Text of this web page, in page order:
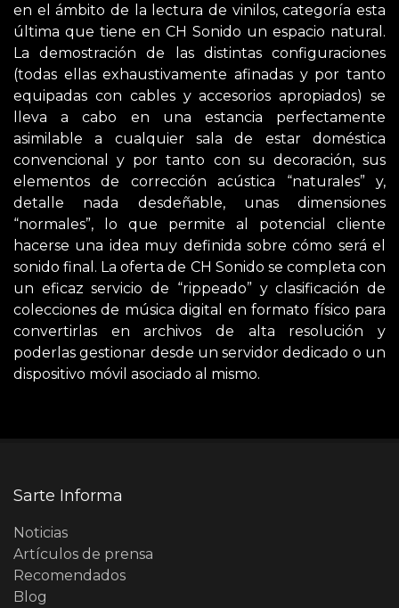
en el ámbito de la lectura de vinilos, categoría esta
última que tiene en CH Sonido un espacio natural.
La demostración de las distintas configuraciones
(todas ellas exhaustivamente afinadas y por tanto
equipadas con cables y accesorios apropiados) se
lleva a cabo en una estancia perfectamente
asimilable a cualquier sala de estar doméstica
convencional y por tanto con su decoración, sus
elementos de corrección acústica “naturales” y,
detalle nada desdeñable, unas dimensiones
“normales”, lo que permite al potencial cliente
hacerse una idea muy definida sobre cómo será el
sonido final. La oferta de CH Sonido se completa con
un eficaz servicio de “rippeado” y clasificación de
colecciones de música digital en formato físico para
convertirlas en archivos de alta resolución y
poderlas gestionar desde un servidor dedicado o un
dispositivo móvil asociado al mismo.
Sarte Informa
Noticias
Artículos de prensa
Recomendados
Blog